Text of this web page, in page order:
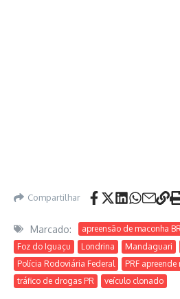
Compartilhar
Marcado: apreensão de maconha
Foz do Iguaçu
Londrina Mandaguari
Polícia Rodoviária Federal
PRF
tráfico de drogas PR
veículo clonado